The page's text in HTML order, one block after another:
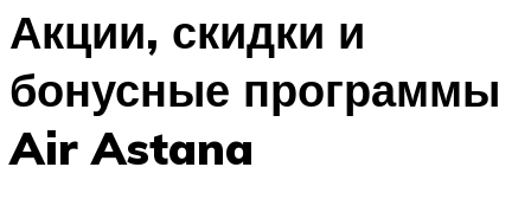
Акции, скидки и
бонусные программы
Air Astana